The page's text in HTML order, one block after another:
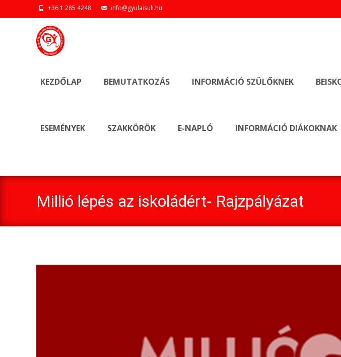
+36 1 285 4248 info@gyulaisuli.hu
KEZDŐLAP BEMUTATKOZÁS INFORMÁCIÓ SZÜLŐKNEK
ESEMÉNYEK SZAKKÖRÖK E-NAPLÓ INFORMÁCIÓ DIÁKOKNAK
Millió lépés az iskoládért- Rajzpályázat